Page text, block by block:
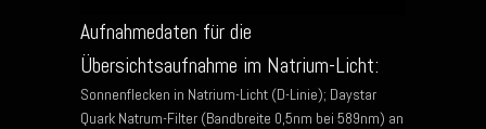
Aufnahmedaten für die
Übersichtsaufnahme im Natrium-Licht:
Sonnenflecken in Natrium-Licht (D-Linie); Daystar
Quark Natrum-Filter (Bandbreite 0,5nm bei 589nm) an